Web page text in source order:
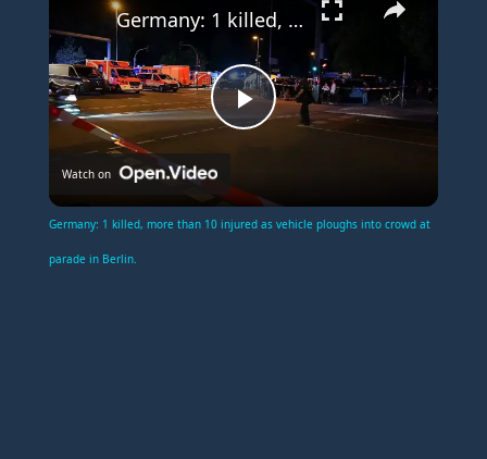
P
l
Germany: 1 killed, more than 10 injured as vehicle ploughs into crowd at parade in Berlin.
Watch on
Germany: 1 killed, more than 10 injured as vehicle ploughs into crowd at
parade in Berlin.